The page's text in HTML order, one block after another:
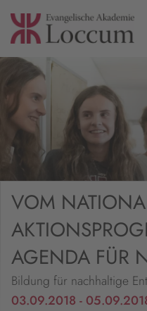
VOM
AGENDA FÜR
Bildung für nachhaltige
03.09.2018 -